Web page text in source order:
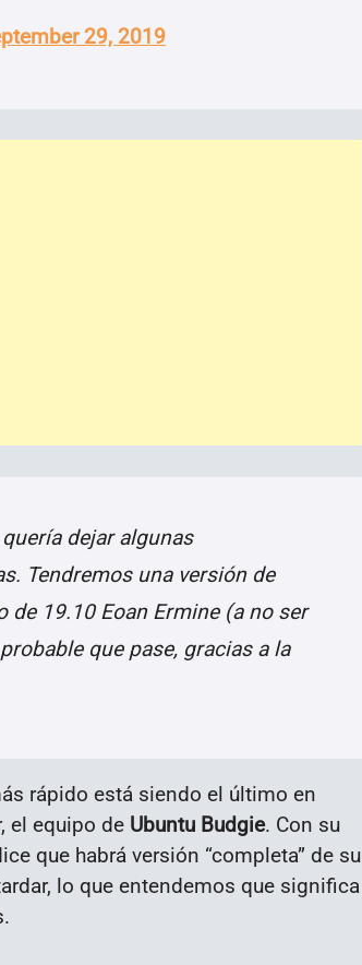
29, 2019
dejar algunas
Tendremos una versión de
de 19.10 Eoan Ermine (a no ser
que pase, gracias a la
rápido está siendo el último en
el equipo de Ubuntu Budgie. Con su
que habrá versión “completa” de su
lo que entendemos que significa